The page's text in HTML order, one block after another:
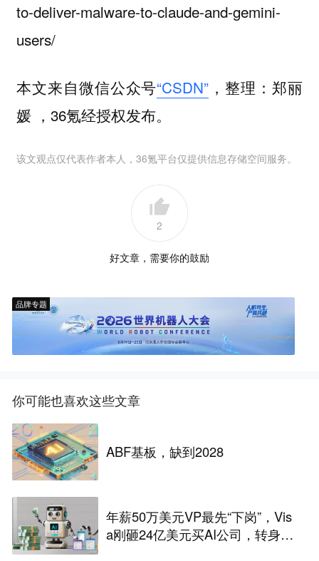
to-deliver-malware-to-claude-and-gemini-
users/
本文来自微信公众号“CSDN” ，整理：郑丽
媛 ，36氪经授权发布。
该文观点仅代表作者本人，36氪平台仅提供信息存储空间服务。
2
好文章，需要你的鼓励
品牌专题
你可能也喜欢这些文章
ABF基板，缺到2028
年薪50万美元VP最先“下岗”，Vis
a刚砸24亿美元买AI公司，转身裁